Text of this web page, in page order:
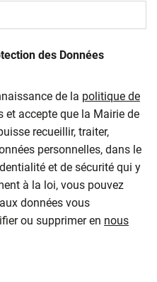
des Données
de la politique de
et accepte que la Mairie de
recueillir, traiter,
personnelles, dans le
et de sécurité qui y
à la loi, vous pouvez
données vous
ou supprimer en nous